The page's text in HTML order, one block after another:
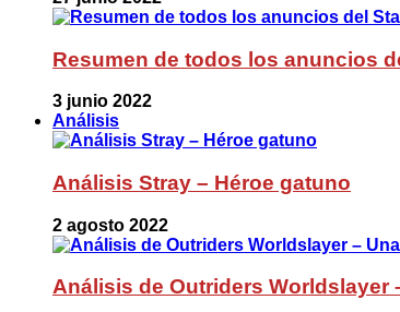
Resumen de todos los anuncios
3 junio 2022
Análisis
Análisis Stray – Héroe gatuno
2 agosto 2022
Análisis de Outriders Worldslayer